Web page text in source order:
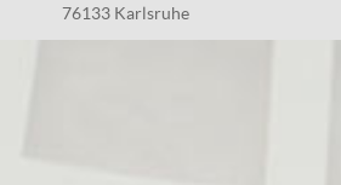
76133 Karlsruhe